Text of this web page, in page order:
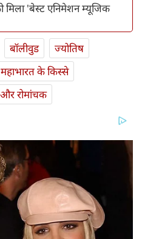
मिला 'बेस्ट एनिमेशन म्यूजिक
बॉलीवुड
ज्योतिष
महाभारत के किस्से
रोमांचक